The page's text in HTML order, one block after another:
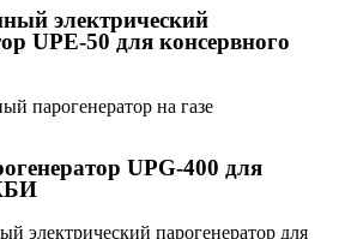
электрический
UPE-50 для консервного
UPG-400 для